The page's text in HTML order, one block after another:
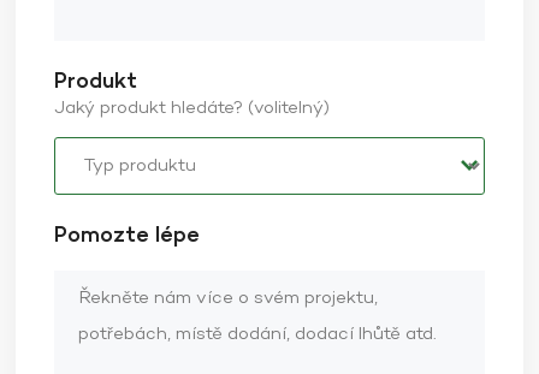
Produkt
Jaký produkt hledáte? (volitelný)
Pomozte lépe